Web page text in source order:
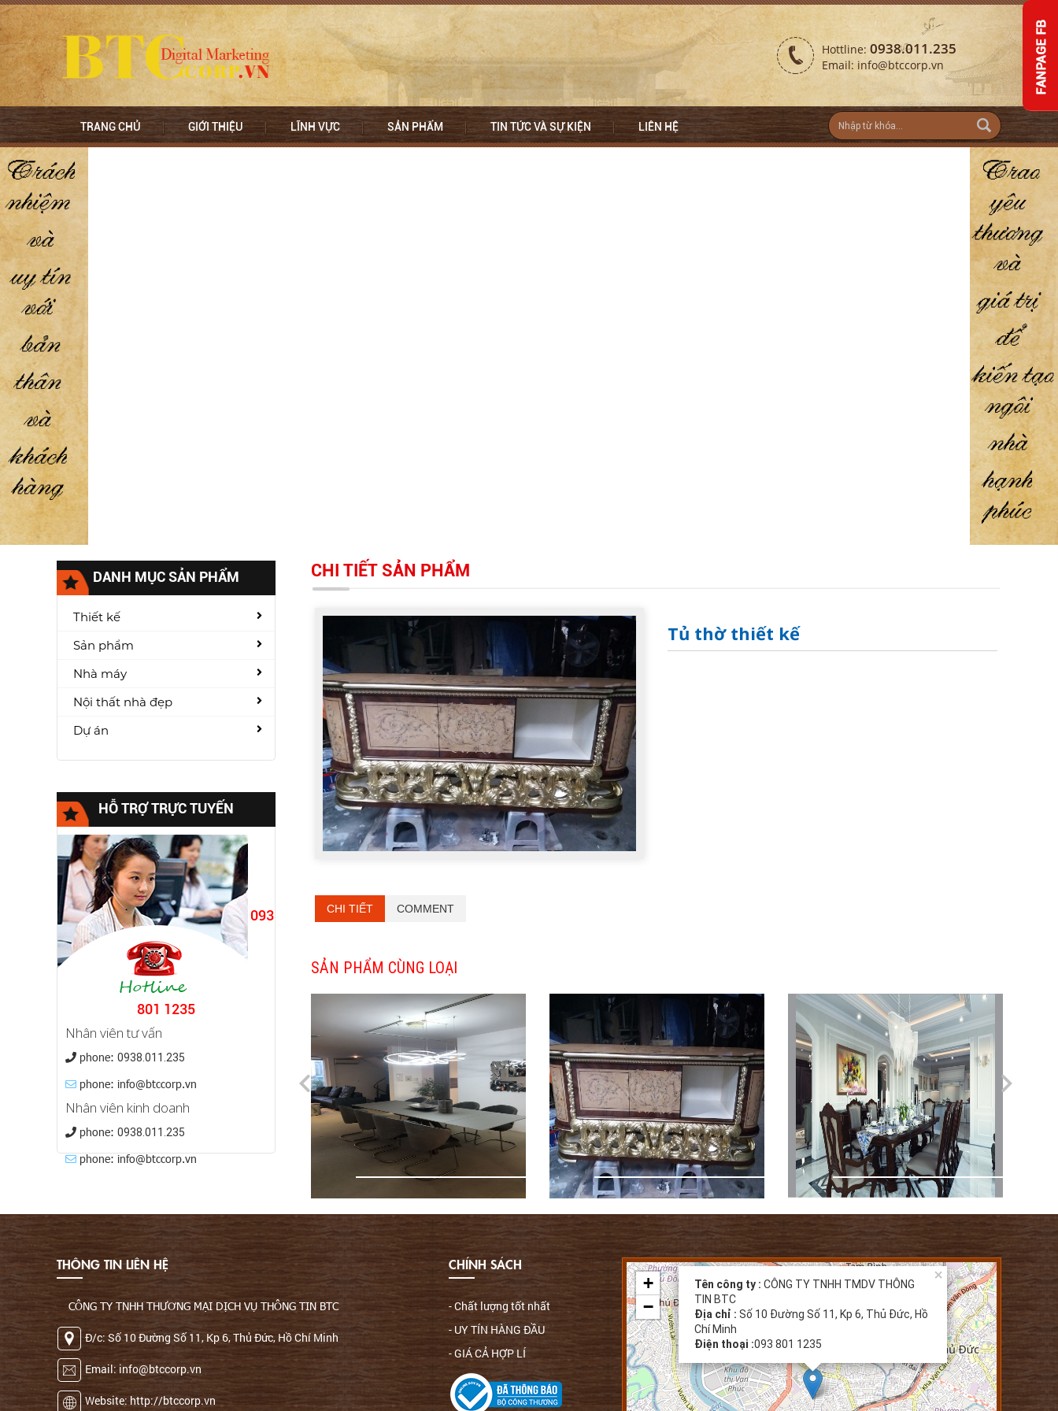
Hottline:0938.011.235
Email: info@btccorp.vn
TRANG CHỦ GIỚI THIỆU LĨNH VỰC SẢN PHẨM TIN TỨC VÀ SỰ KIỆN LIÊN HỆ
DANH MỤC SẢN PHẨM
Thiết kế
Sản phẩm
Nhà máy
Nội thất nhà đẹp
Dự án
HỖ TRỢ TRỰC TUYẾN
093
801 1235
Nhân viên tư vấn
phone: 0938.011.235
phone: info@btccorp.vn
Nhân viên kinh doanh
phone: 0938.011.235
phone: info@btccorp.vn
CHI TIẾT SẢN PHẨM
Tủ thờ thiết kế
CHI TIẾT COMMENT
SẢN PHẨM CÙNG LOẠI
THÔNG TIN LIÊN HỆ
CÔNG TY TNHH THƯƠNG MẠI DỊCH VỤ THÔNG TIN BTC
Đ/c: Số 10 Đường Số 11, Kp 6, Thủ Đức, Hồ Chí Minh
Email: info@btccorp.vn
Website: http://btccorp.vn
CHÍNH SÁCH
- Chất lượng tốt nhất
- UY TÍN HÀNG ĐẦU
- GIÁ CẢ HỢP LÍ
Tên công ty : CÔNG TY TNHH TMDV THÔNG
TIN BTC
Địa chỉ : Số 10 Đường Số 11, Kp 6, Thủ Đức, Hồ
Chí Minh
Điện thoại :093 801 1235
×
+
−